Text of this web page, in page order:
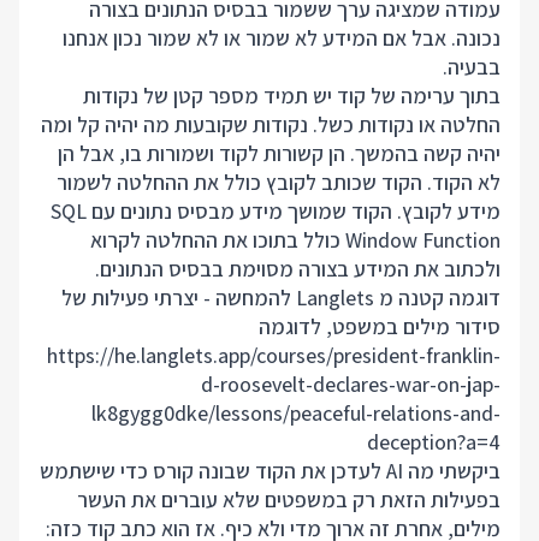
עמודה שמציגה ערך ששמור בבסיס הנתונים בצורה
נכונה. אבל אם המידע לא שמור או לא שמור נכון אנחנו
בבעיה.
בתוך ערימה של קוד יש תמיד מספר קטן של נקודות
החלטה או נקודות כשל. נקודות שקובעות מה יהיה קל ומה
יהיה קשה בהמשך. הן קשורות לקוד ושמורות בו, אבל הן
לא הקוד. הקוד שכותב לקובץ כולל את ההחלטה לשמור
מידע לקובץ. הקוד שמושך מידע מבסיס נתונים עם SQL
Window Function כולל בתוכו את ההחלטה לקרוא
ולכתוב את המידע בצורה מסוימת בבסיס הנתונים.
דוגמה קטנה מ Langlets להמחשה - יצרתי פעילות של
סידור מילים במשפט, לדוגמה
https://he.langlets.app/courses/president-franklin-
d-roosevelt-declares-war-on-jap-
lk8gygg0dke/lessons/peaceful-relations-and-
deception?a=4
ביקשתי מה AI לעדכן את הקוד שבונה קורס כדי שישתמש
בפעילות הזאת רק במשפטים שלא עוברים את העשר
מילים, אחרת זה ארוך מדי ולא כיף. אז הוא כתב קוד כזה: